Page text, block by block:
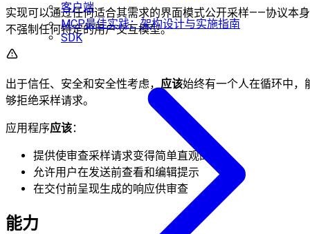
客户端
MCP最佳实践：架构设计与实施指南
SDK
实现可以通过任何适合其需求的界面模式公开采样——协议本身
不强制任何特定的用户交互模型。
出于信任、安全和安全性考虑，应该始终有一个人在循环中，
够拒绝采样请求。
应用程序应该：
提供使审查采样请求变得简单直观的 UI
允许用户在发送前查看和编辑提示
在交付前呈现生成的响应供审查
能力